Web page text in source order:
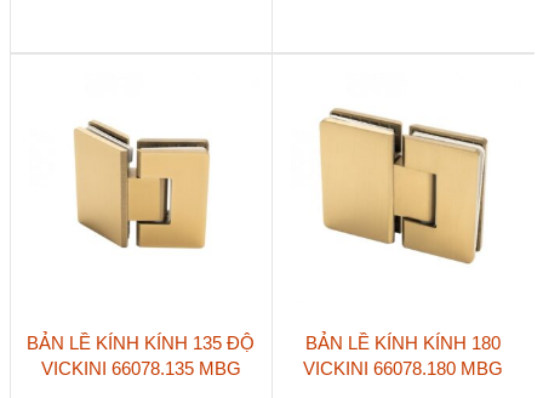
BẢN LỀ KÍNH KÍNH 135 ĐỘ
VICKINI 66078.135 MBG
BẢN LỀ KÍNH KÍNH 180
VICKINI 66078.180 MBG